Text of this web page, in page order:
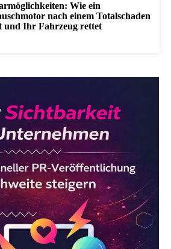
Wie ein
nach einem Totalschaden
und Ihr Fahrzeug rettet